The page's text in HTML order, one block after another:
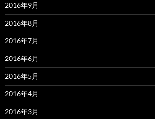
2016年9月
2016年8月
2016年7月
2016年6月
2016年5月
2016年4月
2016年3月